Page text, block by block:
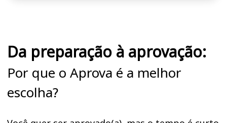
Da preparação à aprovação:
Por que o Aprova é a melhor
escolha?